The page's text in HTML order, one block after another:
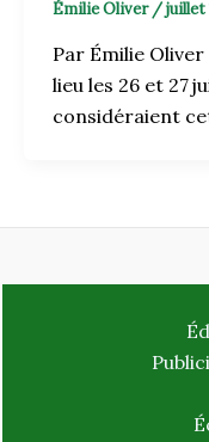
Émilie Oliver /juillet
Par Émilie
lieu les 26 et 27
considéraient